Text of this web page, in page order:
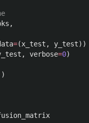
,
=(x_test , y_test))
, verbose=0)